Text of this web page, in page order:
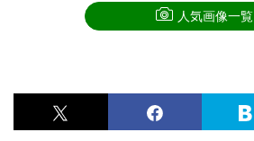
人気画像一覧